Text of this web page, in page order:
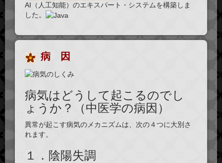
AI（人工知能）のエキスパート・システムを構築しま
した。
病 因
病気はどうして起こるのでし
ょうか？（中医学の病因）
異常が起こす病気のメカニズムは、次の４つに大別さ
れます。
１．陰陽失調